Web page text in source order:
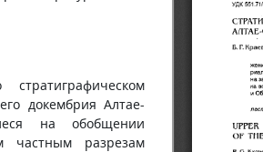
докембрия Алтае-
на обобщении
частным разрезам